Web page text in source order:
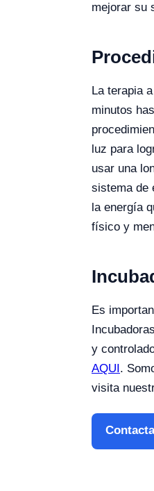
mejorar su
La terapia
minutos
luz para
usar una
sistema de
la energía
físico y
Es
y
AQUI.
visita